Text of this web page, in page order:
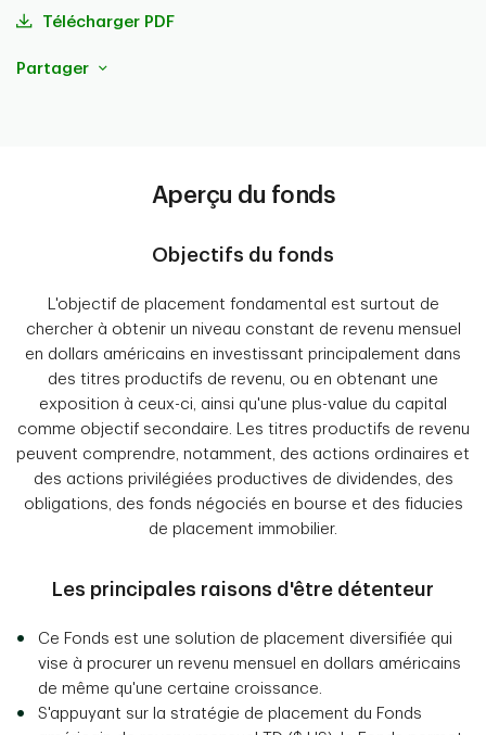
Télécharger PDF
Partager
Aperçu du fonds
Objectifs du fonds
L'objectif de placement fondamental est surtout de
chercher à obtenir un niveau constant de revenu mensuel
en dollars américains en investissant principalement dans
des titres productifs de revenu, ou en obtenant une
exposition à ceux-ci, ainsi qu'une plus-value du capital
comme objectif secondaire. Les titres productifs de revenu
peuvent comprendre, notamment, des actions ordinaires et
des actions privilégiées productives de dividendes, des
obligations, des fonds négociés en bourse et des fiducies
de placement immobilier.
Les principales raisons d'être détenteur
Ce Fonds est une solution de placement diversifiée qui
vise à procurer un revenu mensuel en dollars américains
de même qu'une certaine croissance.
S'appuyant sur la stratégie de placement du Fonds